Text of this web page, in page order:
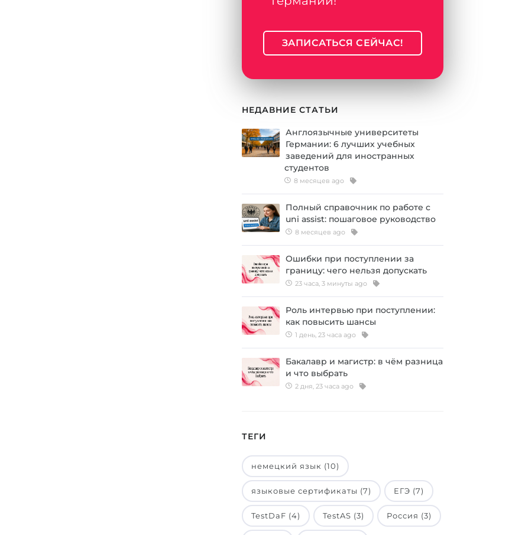
ЗАПИСАТЬСЯ СЕЙЧАС!
НЕДАВНИЕ СТАТЬИ
Англоязычные университеты
Германии: 6 лучших учебных
заведений для иностранных
студентов
8 месяцев ago
Полный справочник по работе с
uni assist: пошаговое руководство
8 месяцев ago
Ошибки при поступлении за
границу: чего нельзя допускать
23 часа, 3 минуты ago
Роль интервью при поступлении:
как повысить шансы
1 день, 23 часа ago
Бакалавр и магистр: в чём разница
и что выбрать
2 дня, 23 часа ago
ТЕГИ
немецкий язык (10)
языковые сертификаты (7) ЕГЭ (7)
TestDaF (4) TestAS (3) Россия (3)